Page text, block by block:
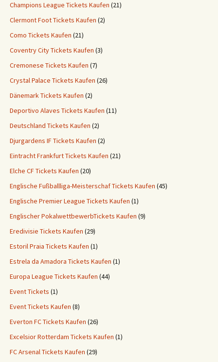
Champions League Tickets Kaufen (21)
Clermont Foot Tickets Kaufen (2)
Como Tickets Kaufen (21)
Coventry City Tickets Kaufen (3)
Cremonese Tickets Kaufen (7)
Crystal Palace Tickets Kaufen (26)
Dänemark Tickets Kaufen (2)
Deportivo Alaves Tickets Kaufen (11)
Deutschland Tickets Kaufen (2)
Djurgardens IF Tickets Kaufen (2)
Eintracht Frankfurt Tickets Kaufen (21)
Elche CF Tickets Kaufen (20)
Englische Fußballliga-Meisterschaf Tickets Kaufen (45)
Englische Premier League Tickets Kaufen (1)
Englischer PokalwettbewerbTickets Kaufen (9)
Eredivisie Tickets Kaufen (29)
Estoril Praia Tickets Kaufen (1)
Estrela da Amadora Tickets Kaufen (1)
Europa League Tickets Kaufen (44)
Event Tickets (1)
Event Tickets Kaufen (8)
Everton FC Tickets Kaufen (26)
Excelsior Rotterdam Tickets Kaufen (1)
FC Arsenal Tickets Kaufen (29)